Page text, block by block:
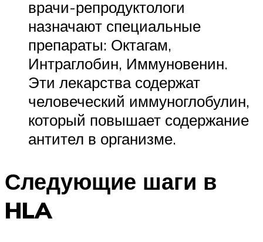
врачи-репродуктологи
назначают специальные
препараты: Октагам,
Интраглобин, Иммуновенин.
Эти лекарства содержат
человеческий иммуноглобулин,
который повышает содержание
антител в организме.
Следующие шаги в
HLA